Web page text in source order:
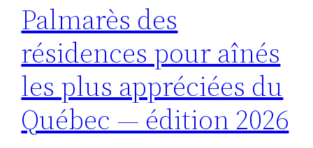
Palmarès des
résidences pour aînés
les plus appréciées du
Québec — édition 2026